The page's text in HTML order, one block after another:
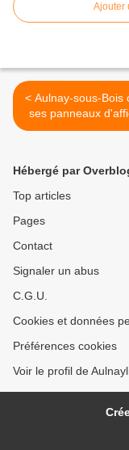
Ajouter
< Aulnay-sous-Bois change
ses panneaux
digital... pour une
Hébergé par
Top articles
Pages
Contact
Signaler un abus
C.G.U.
Cookies et données
Préférences cookies
Voir le profil de